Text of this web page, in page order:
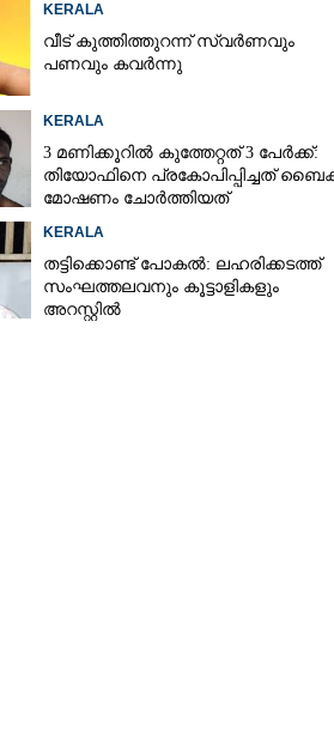
KERALA
വീട് കുത്തിത്തുറന്ന് സ്വർണവും
പണവും കവർന്നു
KERALA
3 മണിക്കൂറിൽ കുത്തേറ്റത് 3 പേർക്ക്:
തിയോഫിനെ പ്രകോപിപ്പിച്ചത്
മോഷണം ചോർത്തിയത്
KERALA
തട്ടിക്കൊണ്ട് പോകൽ: ലഹരിക്കടത്ത്
സംഘത്തലവനും കൂട്ടാളികളും
അറസ്റ്റിൽ